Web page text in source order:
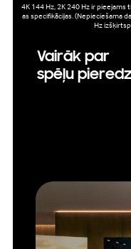
4K 144 Hz, 2K 240 Hz ir
as specifikācijas. (Nepieciešama
Hz
Vairāk par
spēļu